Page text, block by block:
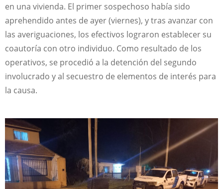
en una vivienda. El primer sospechoso había sido
aprehendido antes de ayer (viernes), y tras avanzar con
las averiguaciones, los efectivos lograron establecer su
coautoría con otro individuo. Como resultado de los
operativos, se procedió a la detención del segundo
involucrado y al secuestro de elementos de interés para
la causa.